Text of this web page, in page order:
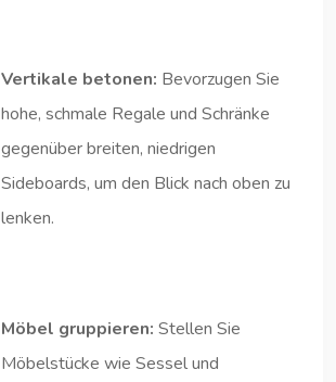
Vertikale betonen: Bevorzugen Sie
hohe, schmale Regale und Schränke
gegenüber breiten, niedrigen
Sideboards, um den Blick nach oben zu
lenken.
Möbel gruppieren: Stellen Sie
Möbelstücke wie Sessel und